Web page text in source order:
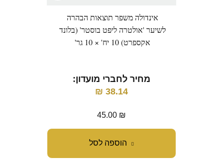
הוספה לסל
אינדולה משפר תוצאות הבהרה
לשיער 'אולטרה ליפט בוסטר' (בלונד
אקספרט) 10 יח' × 10 גר'
מחיר לחברי מועדון:
38.14
₪
45.00 ₪